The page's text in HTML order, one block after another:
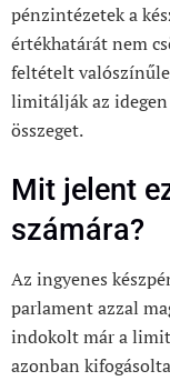
pénzintézetek a
értékhatárát nem
feltételt
limitálják az
összeget.
Mit jelent
számára?
Az ingyenes
parlament azzal
indokolt már a limit
azonban